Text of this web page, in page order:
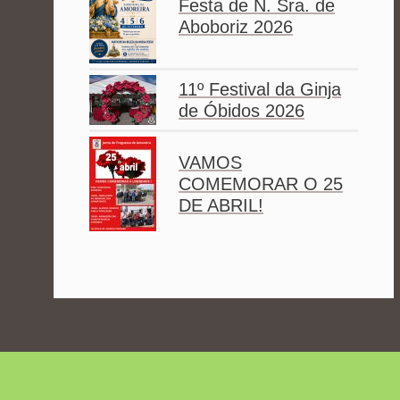
Festa de N. Sra. de
Aboboriz 2026
11º Festival da Ginja
de Óbidos 2026
VAMOS
COMEMORAR O 25
DE ABRIL!